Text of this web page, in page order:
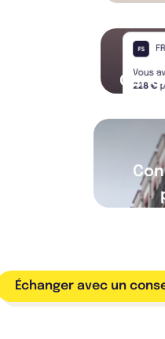
Échanger avec un